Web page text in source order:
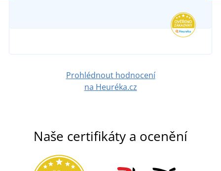
Prohlédnout hodnocení
na Heuréka.cz
Naše certifikáty a ocenění